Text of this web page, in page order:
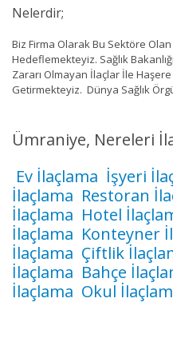
Nelerdir;
Biz Firma Olarak Bu Sektöre
Hedeflemekteyiz. Sağlık
Zararı Olmayan İlaçlar İle Haşere
Getirmekteyiz. Dünya Sağlık
Ümraniye, Nereleri
Ev İlaçlama İşyeri
İlaçlama Restoran
İlaçlama Hotel
İlaçlama Konteyner
İlaçlama Çiftlik
İlaçlama Bahçe
İlaçlama Okul